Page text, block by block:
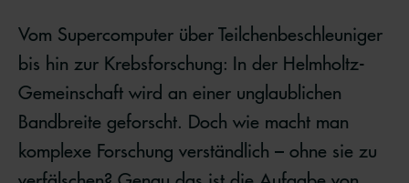
Vom Supercomputer über Teilchenbeschleuniger
bis hin zur Krebsforschung: In der Helmholtz-
Gemeinschaft wird an einer unglaublichen
Bandbreite geforscht. Doch wie macht man
komplexe Forschung verständlich – ohne sie zu